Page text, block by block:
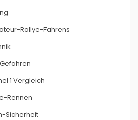
Rallye-Fahrens
1 Vergleich
Rennen
Sicherheit